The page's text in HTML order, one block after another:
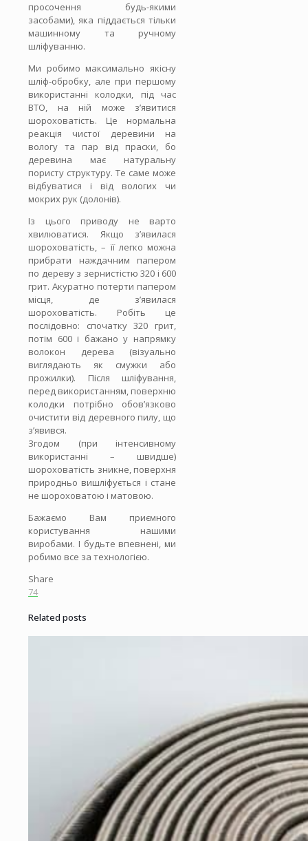
просочення будь-якими
засобами), яка піддається тільки
машинному та ручному
шліфуванню.
Ми робимо максимально якісну
шліф-обробку, але при першому
використанні колодки, під час
ВТО, на ній може з’явитися
шороховатість. Це нормальна
реакція чистої деревини на
вологу та пар від праски, бо
деревина має натуральну
пористу структуру. Те саме може
відбуватися і від вологих чи
мокрих рук (долонів).
Із цього приводу не варто
хвилюватися. Якщо з’явилася
шороховатість, – її легко можна
прибрати наждачним папером
по дереву з зернистістю 320 і 600
грит. Акуратно потерти папером
місця, де з’явилася
шороховатість. Робіть це
послідовно: спочатку 320 грит,
потім 600 і бажано у напрямку
волокон дерева (візуально
виглядають як смужки або
прожилки). Після шліфування,
перед використанням, поверхню
колодки потрібно обов’язково
очистити від деревного пилу, що
з’явився.
Згодом (при інтенсивному
використанні – швидше)
шороховатість зникне, поверхня
природньо вишліфується і стане
не шороховатою і матовою.
Бажаємо Вам приємного
користування нашими
виробами. І будьте впевнені, ми
робимо все за технологією.
Share
74
Related posts